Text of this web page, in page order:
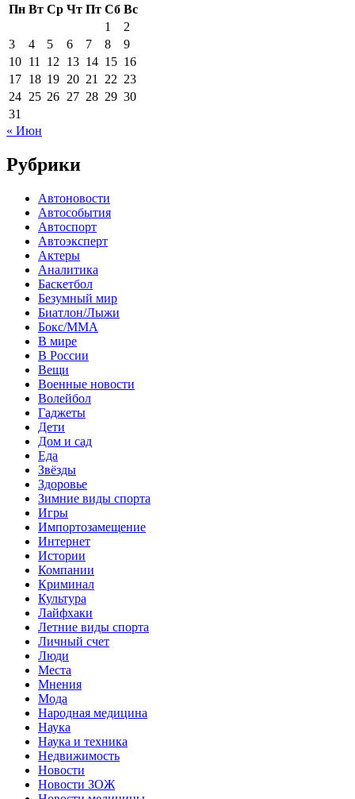
Пн Вт Ср Чт Пт Сб Вс
1
2
3
4 5 6 7 8
9
10 11 12 13 14 15 16
17 18 19 20 21 22 23
24 25 26 27 28 29 30
31
« Июн
Рубрики
Автоновости
Автособытия
Автоспорт
Автоэксперт
Актеры
Аналитика
Баскетбол
Безумный мир
Биатлон/Лыжи
Бокс/MMA
В мире
В России
Вещи
Военные новости
Волейбол
Гаджеты
Дети
Дом и сад
Еда
Звёзды
Здоровье
Зимние виды спорта
Игры
Импортозамещение
Интернет
Истории
Компании
Криминал
Культура
Лайфхаки
Летние виды спорта
Личный счет
Люди
Места
Мнения
Мода
Народная медицина
Наука
Наука и техника
Недвижимость
Новости
Новости ЗОЖ